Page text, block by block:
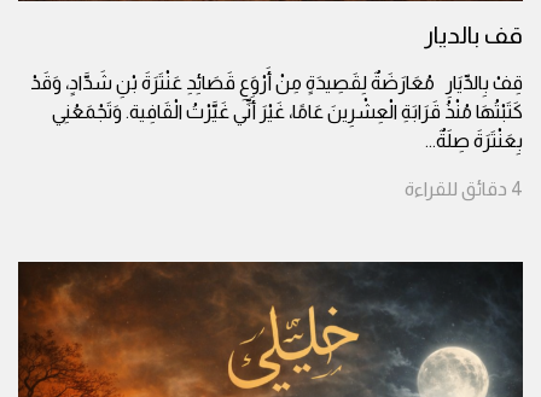
قف بالديار
قِفْ بِالدِّيَارِ مُعَارَضَةٌ لِقَصِيدَةٍ مِنْ أَرْوَعِ قَصَائِدِ عَنْتَرَةَ بْنِ شَدَّادٍ، وَقَدْ
كَتَبْتُهَا مُنْذُ قَرَابَةِ الْعِشْرِينَ عَامًا، غَيْرَ أَنِّي غَيَّرْتُ الْقَافِية. وَتَجْمَعُنِي
بِعَنْتَرَةَ صِلَةٌ...
4 دقائق للقراءة